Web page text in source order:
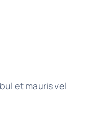
et mauris vel